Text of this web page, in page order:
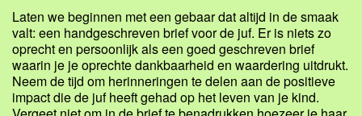
Laten we beginnen met een gebaar dat altijd in de smaak
valt: een handgeschreven brief voor de juf. Er is niets zo
oprecht en persoonlijk als een goed geschreven brief
waarin je je oprechte dankbaarheid en waardering uitdrukt.
Neem de tijd om herinneringen te delen aan de positieve
impact die de juf heeft gehad op het leven van je kind.